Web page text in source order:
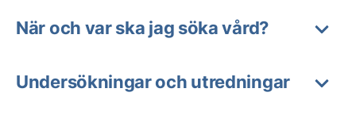
När och var ska jag söka vård?
Undersökningar och utredningar